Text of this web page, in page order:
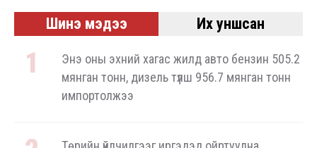
Шинэ мэдээ Их уншсан
Энэ оны эхний хагас жилд авто бензин 505.2
мянган тонн, дизель түлш 956.7 мянган тонн
импортолжээ